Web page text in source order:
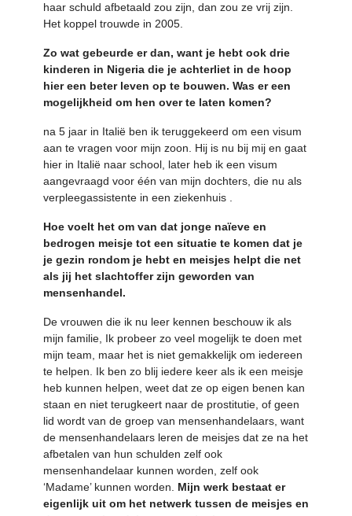
haar schuld afbetaald zou zijn, dan zou ze vrij zijn.
Het koppel trouwde in 2005.
Zo wat gebeurde er dan, want je hebt ook drie
kinderen in Nigeria die je achterliet in de hoop
hier een beter leven op te bouwen. Was er een
mogelijkheid om hen over te laten komen?
na 5 jaar in Italië ben ik teruggekeerd om een visum
aan te vragen voor mijn zoon. Hij is nu bij mij en gaat
hier in Italië naar school, later heb ik een visum
aangevraagd voor één van mijn dochters, die nu als
verpleegassistente in een ziekenhuis .
Hoe voelt het om van dat jonge naïeve en
bedrogen meisje tot een situatie te komen dat je
je gezin rondom je hebt en meisjes helpt die net
als jij het slachtoffer zijn geworden van
mensenhandel.
De vrouwen die ik nu leer kennen beschouw ik als
mijn familie, Ik probeer zo veel mogelijk te doen met
mijn team, maar het is niet gemakkelijk om iedereen
te helpen. Ik ben zo blij iedere keer als ik een meisje
heb kunnen helpen, weet dat ze op eigen benen kan
staan en niet terugkeert naar de prostitutie, of geen
lid wordt van de groep van mensenhandelaars, want
de mensenhandelaars leren de meisjes dat ze na het
afbetalen van hun schulden zelf ook
mensenhandelaar kunnen worden, zelf ook
‘Madame’ kunnen worden. Mijn werk bestaat er
eigenlijk uit om het netwerk tussen de meisjes en